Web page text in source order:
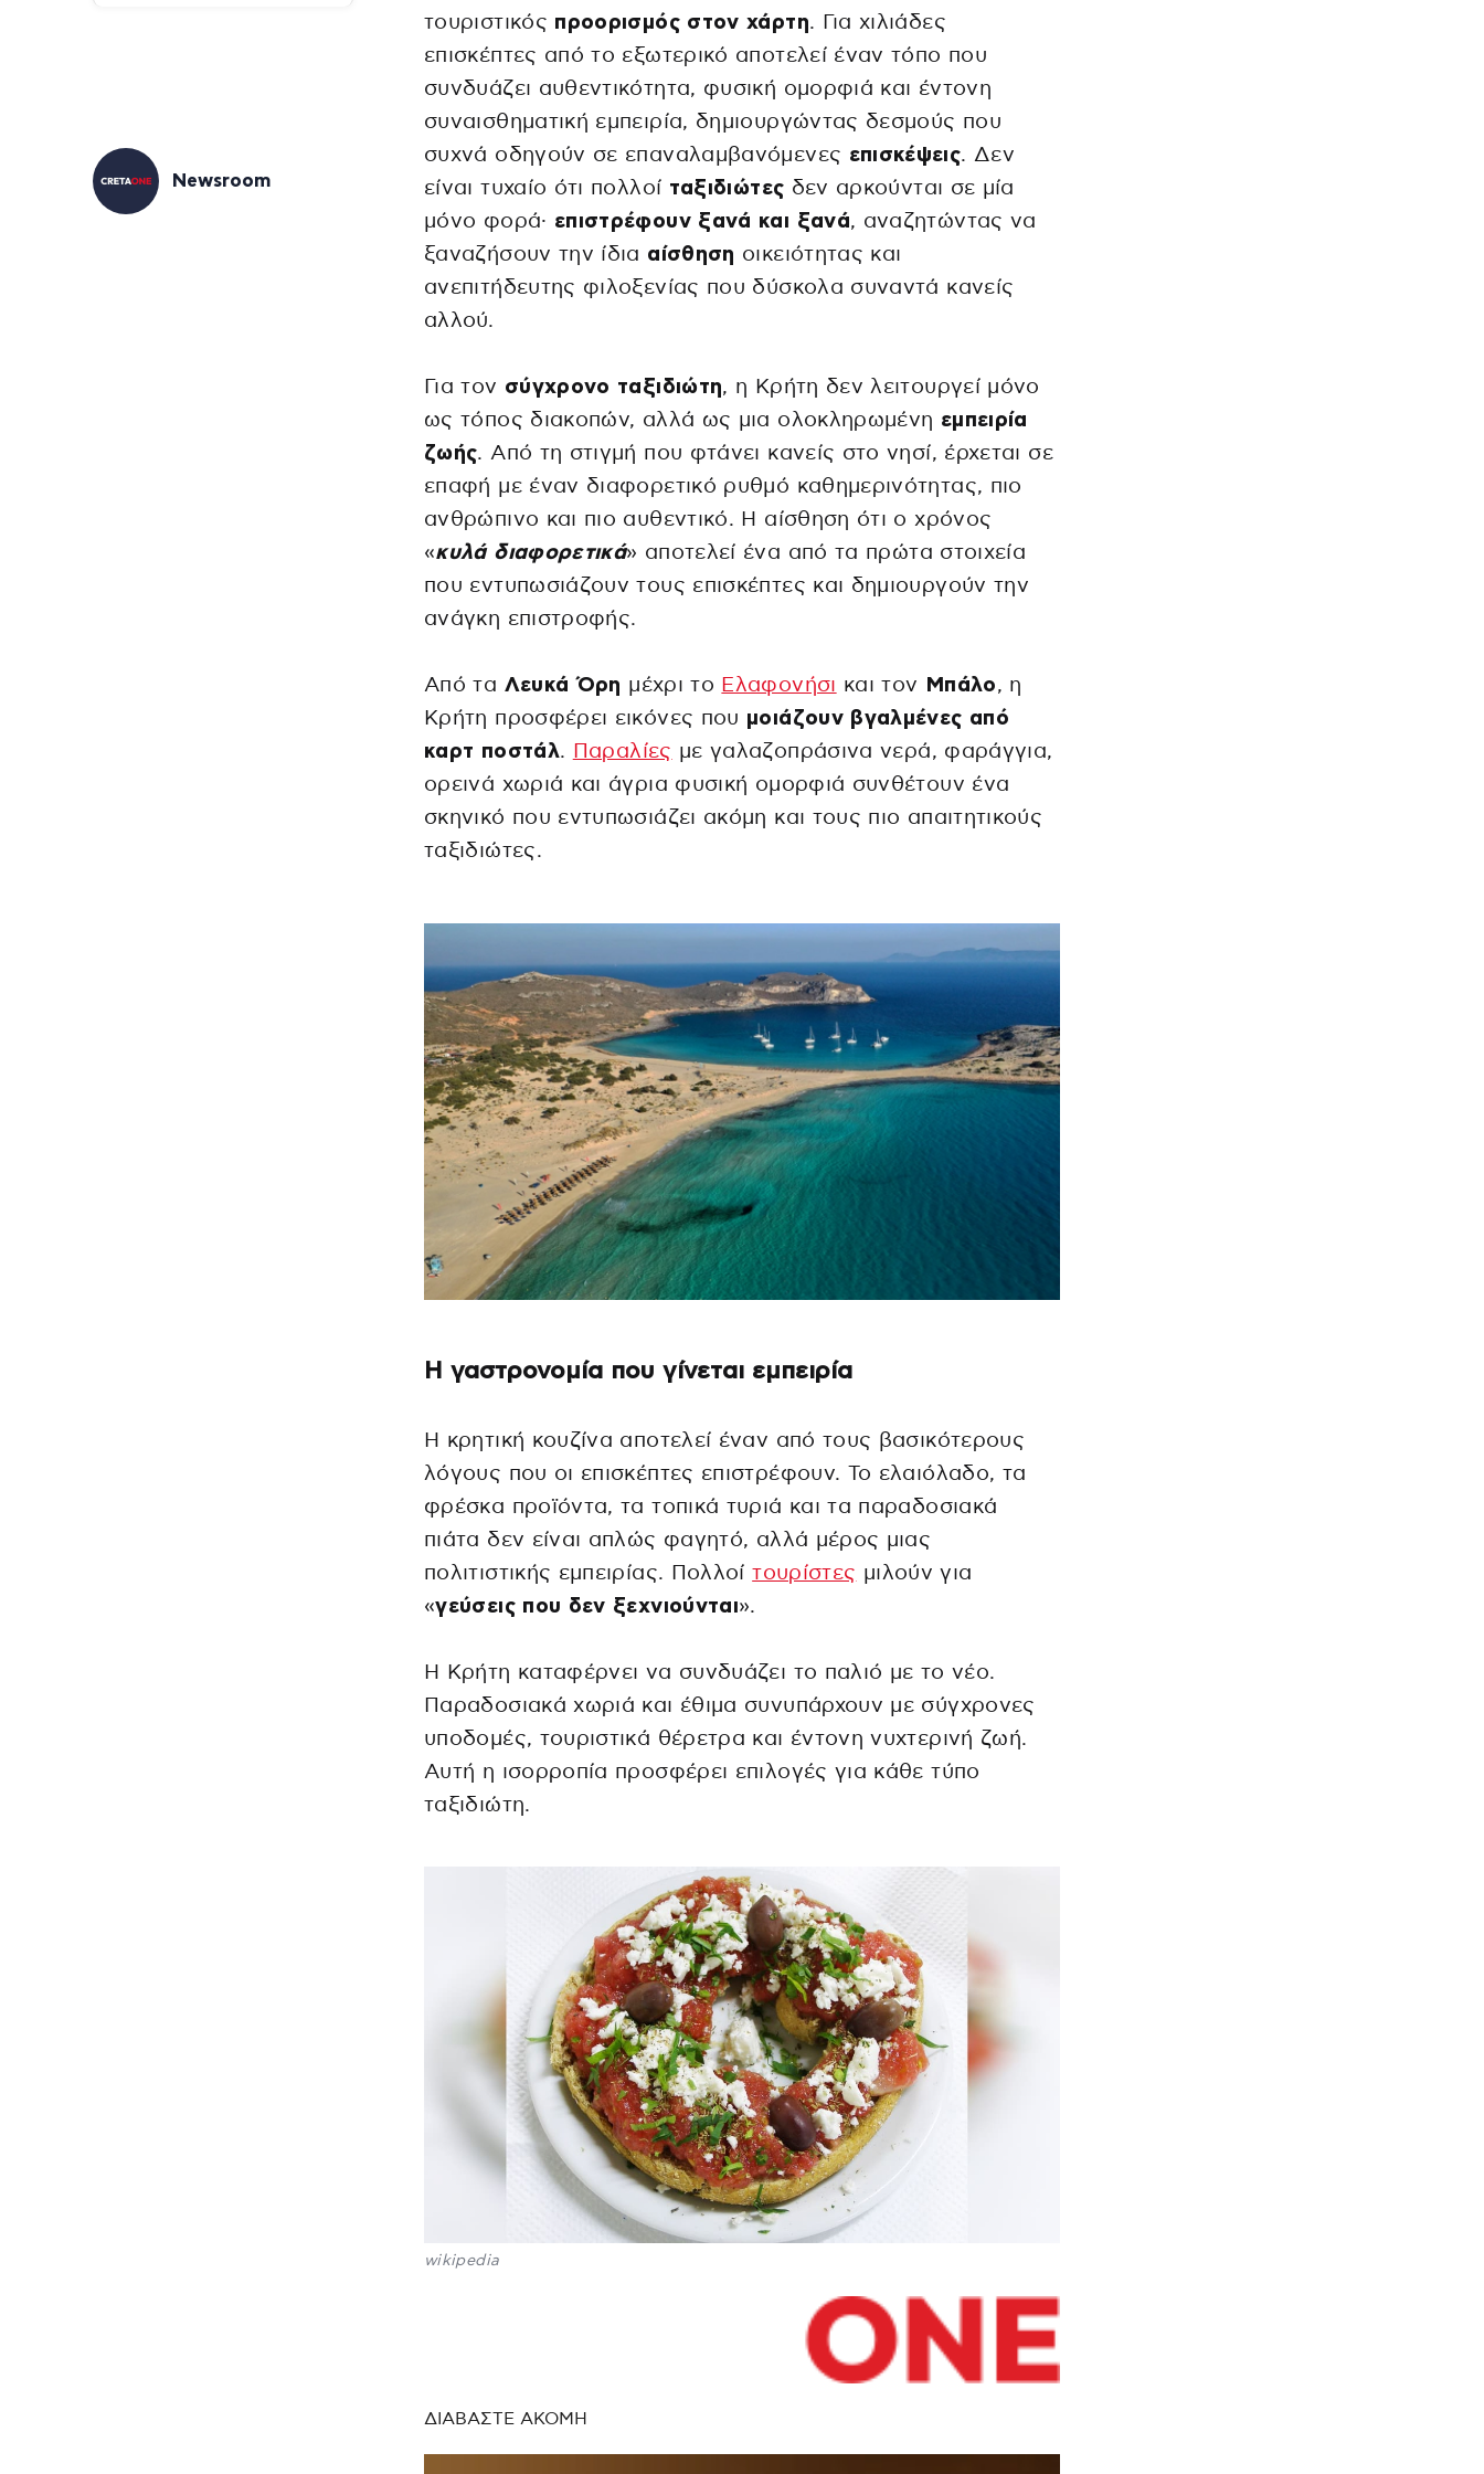
Newsroom
τουριστικός προορισμός στον χάρτη. Για χιλιάδες
επισκέπτες από το εξωτερικό αποτελεί έναν τόπο που
συνδυάζει αυθεντικότητα, φυσική ομορφιά και έντονη
συναισθηματική εμπειρία, δημιουργώντας δεσμούς που
συχνά οδηγούν σε επαναλαμβανόμενες επισκέψεις. Δεν
είναι τυχαίο ότι πολλοί ταξιδιώτες δεν αρκούνται σε μία
μόνο φορά· επιστρέφουν ξανά και ξανά, αναζητώντας να
ξαναζήσουν την ίδια αίσθηση οικειότητας και
ανεπιτήδευτης φιλοξενίας που δύσκολα συναντά κανείς
αλλού.
Για τον σύγχρονο ταξιδιώτη, η Κρήτη δεν λειτουργεί μόνο
ως τόπος διακοπών, αλλά ως μια ολοκληρωμένη εμπειρία
ζωής. Από τη στιγμή που φτάνει κανείς στο νησί, έρχεται σε
επαφή με έναν διαφορετικό ρυθμό καθημερινότητας, πιο
ανθρώπινο και πιο αυθεντικό. Η αίσθηση ότι ο χρόνος
«κυλά διαφορετικά» αποτελεί ένα από τα πρώτα στοιχεία
που εντυπωσιάζουν τους επισκέπτες και δημιουργούν την
ανάγκη επιστροφής.
Από τα Λευκά Όρη μέχρι το Ελαφονήσι και τον Μπάλο, η
Κρήτη προσφέρει εικόνες που μοιάζουν βγαλμένες από
καρτ ποστάλ. Παραλίες με γαλαζοπράσινα νερά, φαράγγια,
ορεινά χωριά και άγρια φυσική ομορφιά συνθέτουν ένα
σκηνικό που εντυπωσιάζει ακόμη και τους πιο απαιτητικούς
ταξιδιώτες.
Η γαστρονομία που γίνεται εμπειρία
Η κρητική κουζίνα αποτελεί έναν από τους βασικότερους
λόγους που οι επισκέπτες επιστρέφουν. Το ελαιόλαδο, τα
φρέσκα προϊόντα, τα τοπικά τυριά και τα παραδοσιακά
πιάτα δεν είναι απλώς φαγητό, αλλά μέρος μιας
πολιτιστικής εμπειρίας. Πολλοίτουρίστες μιλούν για
«γεύσεις που δεν ξεχνιούνται».
Η Κρήτη καταφέρνει να συνδυάζει το παλιό με το νέο.
Παραδοσιακά χωριά και έθιμα συνυπάρχουν με σύγχρονες
υποδομές, τουριστικά θέρετρα και έντονη νυχτερινή ζωή.
Αυτή η ισορροπία προσφέρει επιλογές για κάθε τύπο
ταξιδιώτη.
wikipedia
ΔΙΑΒΑΣΤΕ ΑΚΟΜΗ